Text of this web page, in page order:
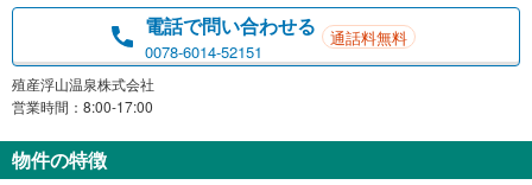
電話で問い合わせる
0078-6014-52151
通話料無料
殖産浮山温泉株式会社
営業時間：8:00-17:00
物件の特徴